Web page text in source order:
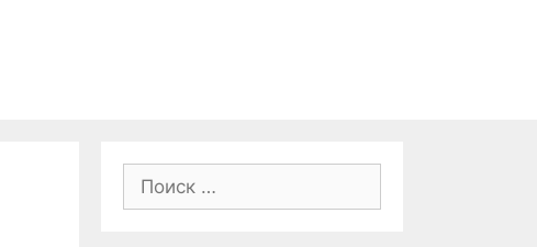
о